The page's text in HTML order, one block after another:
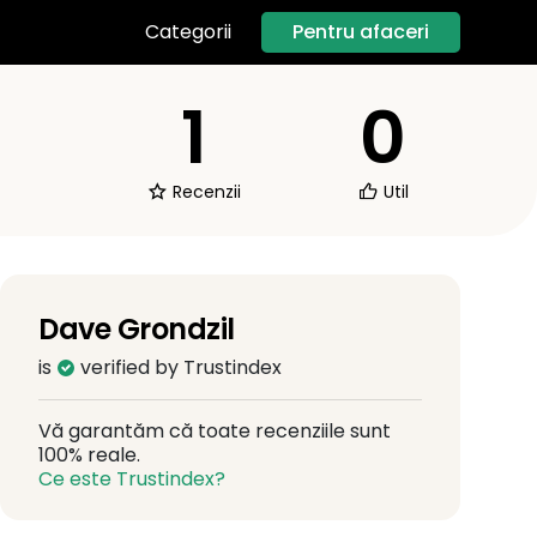
Categorii Pentru afaceri
1
Recenzii
0
Util
Dave Grondzil
is verified by Trustindex
Vă garantăm că toate recenziile sunt
100% reale.
Ce este Trustindex?